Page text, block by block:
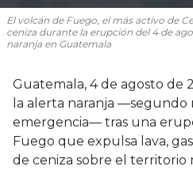
El volcán de Fuego, el más activo de
ceniza durante la erupción del 4 de
naranja en Guatemala
Guatemala, 4 de agosto de
la alerta naranja —segundo
emergencia— tras una
Fuego que expulsa lava,
de ceniza sobre el territorio